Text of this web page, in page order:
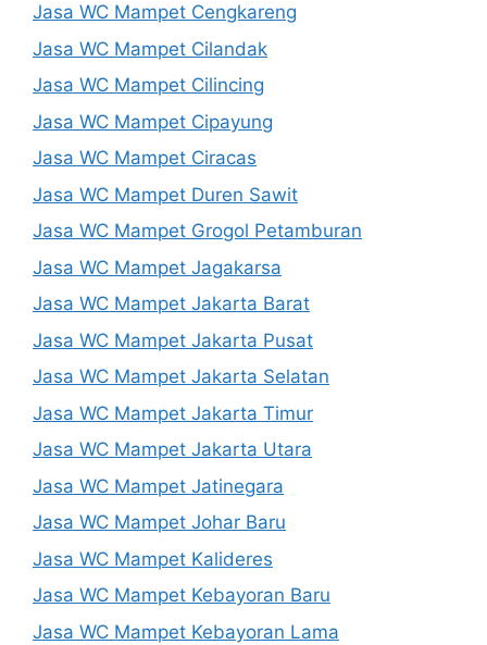
Jasa WC Mampet Cengkareng
Jasa WC Mampet Cilandak
Jasa WC Mampet Cilincing
Jasa WC Mampet Cipayung
Jasa WC Mampet Ciracas
Jasa WC Mampet Duren Sawit
Jasa WC Mampet Grogol Petamburan
Jasa WC Mampet Jagakarsa
Jasa WC Mampet Jakarta Barat
Jasa WC Mampet Jakarta Pusat
Jasa WC Mampet Jakarta Selatan
Jasa WC Mampet Jakarta Timur
Jasa WC Mampet Jakarta Utara
Jasa WC Mampet Jatinegara
Jasa WC Mampet Johar Baru
Jasa WC Mampet Kalideres
Jasa WC Mampet Kebayoran Baru
Jasa WC Mampet Kebayoran Lama